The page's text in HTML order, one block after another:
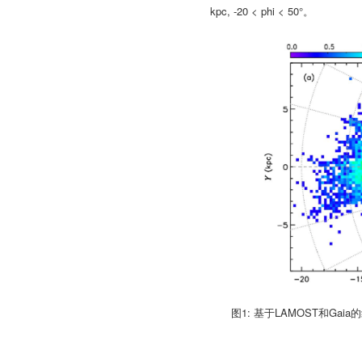
kpc, -20 < phi < 50°。
图 1: 基于LAMOST和Gaia